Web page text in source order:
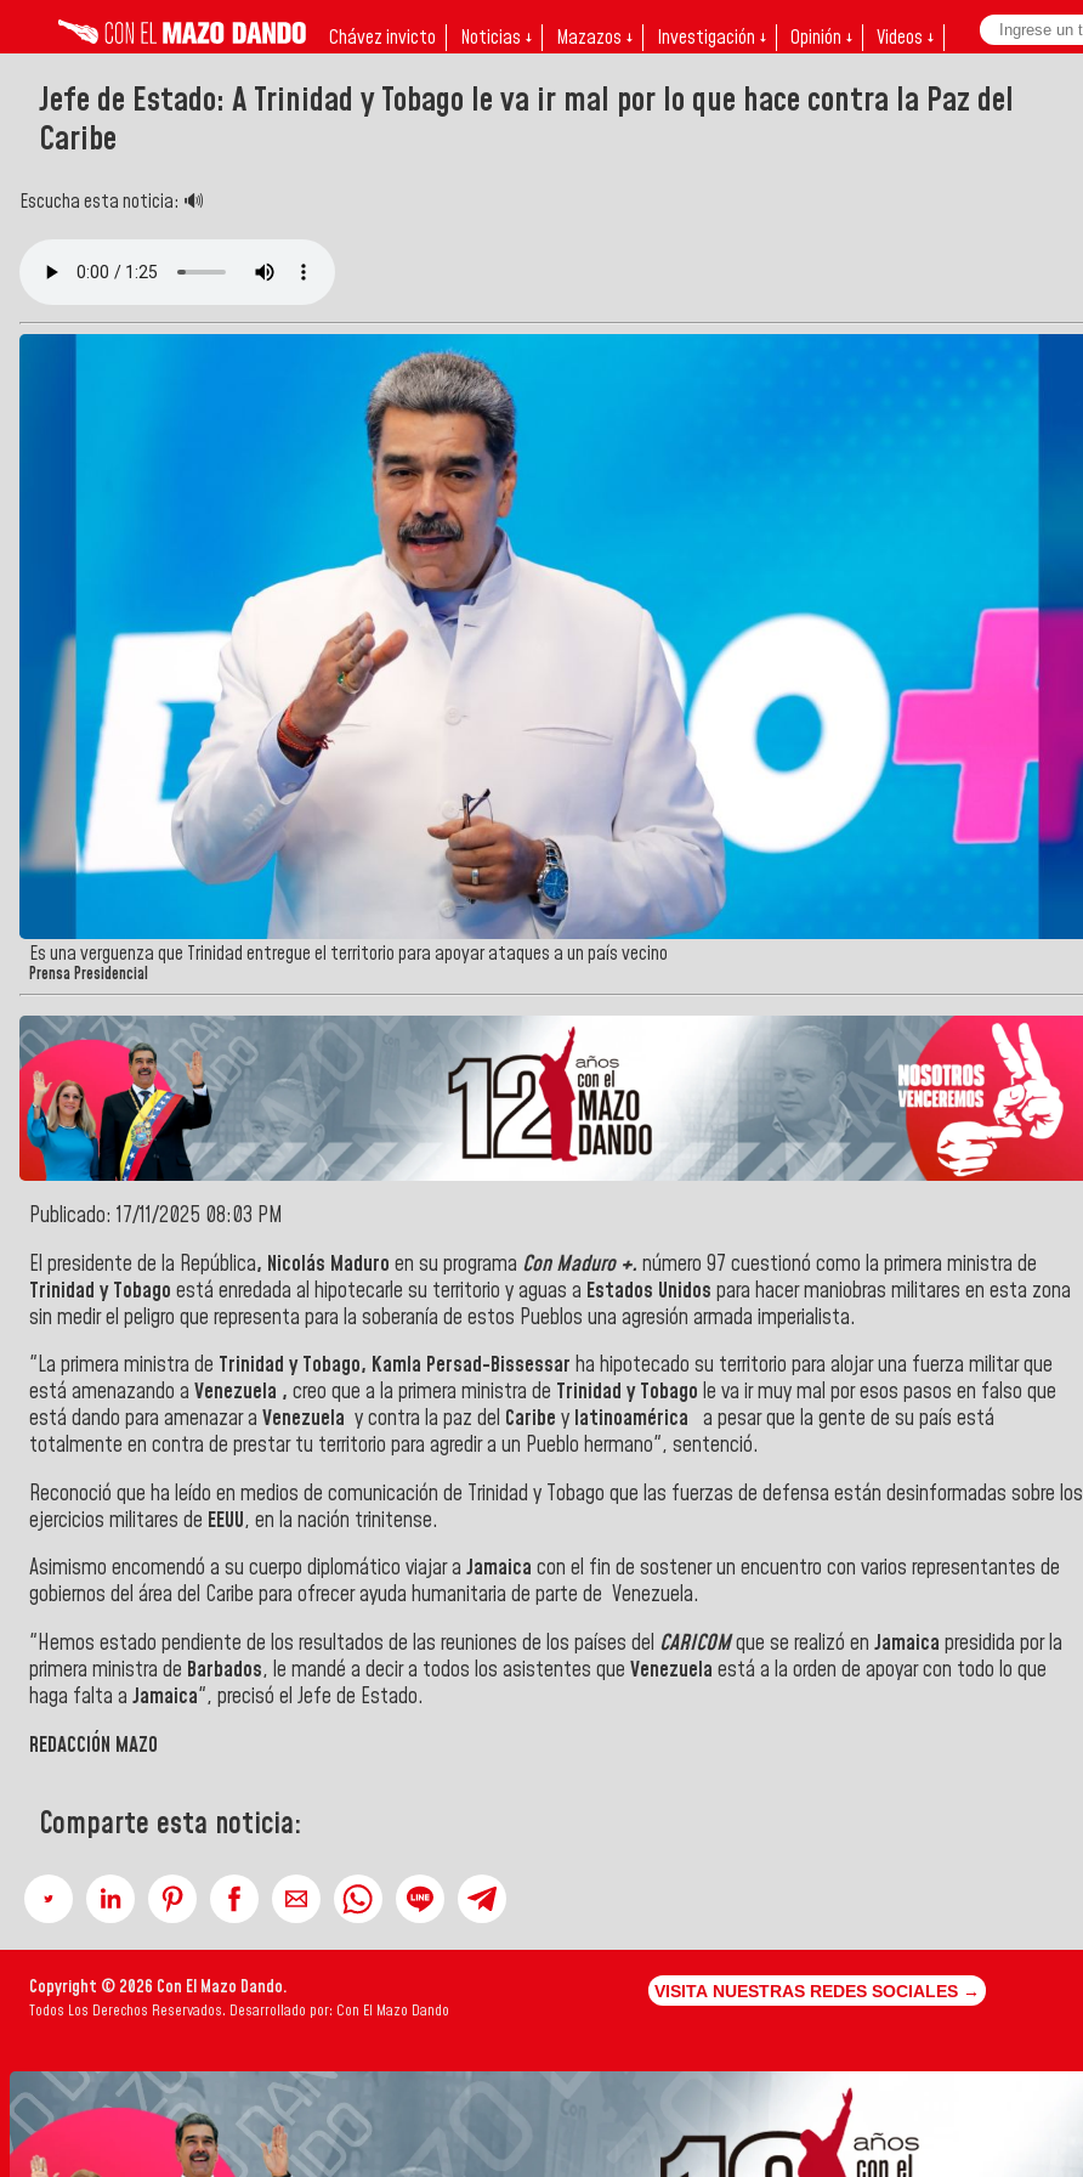
Chávez invicto Noticias ↓ Mazazos ↓ Investigación ↓ Opinión ↓ Videos ↓
Jefe de Estado: A Trinidad y Tobago le va ir mal por lo que hace contra la Paz del
Caribe
Escucha esta noticia: 🔊
Es una verguenza que Trinidad entregue el territorio para apoyar ataques a un país vecino
Prensa Presidencial
Publicado: 17/11/2025 08:03 PM
El presidente de la República, Nicolás Maduro en su programa Con Maduro +. número 97 cuestionó como la primera ministra de
Trinidad y Tobago está enredada al hipotecarle su territorio y aguas a Estados Unidos para hacer maniobras militares en esta zona
sin medir el peligro que representa para la soberanía de estos Pueblos una agresión armada imperialista.
"La primera ministra de Trinidad y Tobago, Kamla Persad-Bissessar ha hipotecado su territorio para alojar una fuerza militar que
está amenazando a Venezuela , creo que a la primera ministra de Trinidad y Tobago le va ir muy mal por esos pasos en falso que
está dando para amenazar a Venezuela y contra la paz del Caribe y latinoamérica a pesar que la gente de su país está
totalmente en contra de prestar tu territorio para agredir a un Pueblo hermano", sentenció.
Reconoció que ha leído en medios de comunicación de Trinidad y Tobago que las fuerzas de defensa están desinformadas sobre los
ejercicios militares de EEUU, en la nación trinitense.
Asimismo encomendó a su cuerpo diplomático viajar a Jamaica con el fin de sostener un encuentro con varios representantes de
gobiernos del área del Caribe para ofrecer ayuda humanitaria de parte de Venezuela.
"Hemos estado pendiente de los resultados de las reuniones de los países del CARICOMque se realizó en Jamaica presidida por la
primera ministra de Barbados, le mandé a decir a todos los asistentes que Venezuela está a la orden de apoyar con todo lo que
haga falta a Jamaica", precisó el Jefe de Estado.
REDACCIÓN MAZO
Comparte esta noticia:
Copyright © 2026 Con El Mazo Dando.
Todos Los Derechos Reservados. Desarrollado por: Con El Mazo Dando
VISITA NUESTRAS REDES SOCIALES →